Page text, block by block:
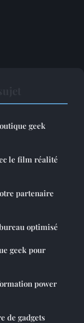
geek
le film réalité
partenaire
optimisé
geek pour
power
de gadgets